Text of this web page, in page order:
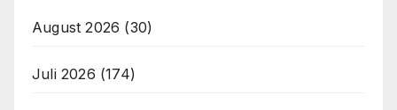
August 2026 (30)
Juli 2026 (174)